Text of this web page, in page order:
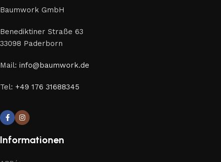
Baumwork GmbH
Benediktiner Straße 63
33098 Paderborn
Mail: info@baumwork.de
Tel: +49 176 31688345
Informationen